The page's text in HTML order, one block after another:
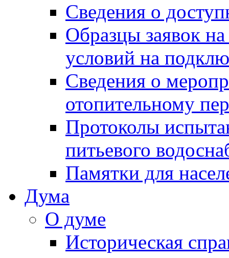
Сведения о
Образцы заявок
условий на
Сведения о
отопительному
Протоколы
питьевого
Памятки для
Дума
О думе
Историческая